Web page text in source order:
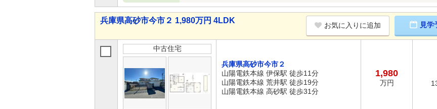
兵庫県高砂市今市２ 1,980万円 4LDK
お気に入りに追加 見学
中古住宅
兵庫県高砂市今市２
山陽電鉄本線 伊保駅 徒歩11分
山陽電鉄本線 荒井駅 徒歩19分
山陽電鉄本線 高砂駅 徒歩31分
1,980
万円